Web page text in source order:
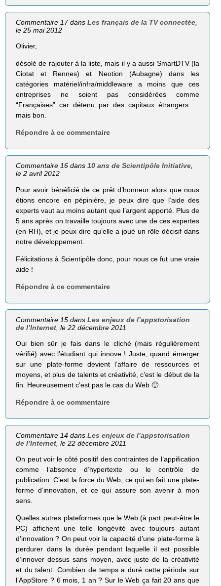
Commentaire 17 dansLes français de la TV connectée
le 25 mai 2012
Olivier,
désolé de rajouter à la liste, mais il y a aussi SmartDTV (la
Ciotat et Rennes) et Neotion (Aubagne) dans les
catégories matériel/infra/middleware a moins que ces
entreprises ne soient pas considérées comme
“Françaises” car détenu par des capitaux étrangers …
mais bon.
Répondre à ce commentaire
Commentaire 16 dans10 ans de Scientipôle Initiative,
le 2 avril 2012
Pour avoir bénéficié de ce prêt d’honneur alors que nous
étions encore en pépinière, je peux dire que l’aide des
experts vaut au moins autant que l’argent apporté. Plus de
5 ans après on travaille toujours avec une de ces expertes
(en RH), et je peux dire qu’elle a joué un rôle décisif dans
notre développement.
Félicitations à Scientipôle donc, pour nous ce fut une vraie
aide !
Répondre à ce commentaire
Commentaire 15 dansLes enjeux de l’appstorisation
de l’Internet , le 22 décembre 2011
Oui bien sûr je fais dans le cliché (mais régulièrement
vérifié) avec l’étudiant qui innove ! Juste, quand émerger
sur une plate-forme devient l’affaire de ressources et
moyens, et plus de talents et créativité, c’est le début de la
fin. Heureusement c’est pas le cas du Web 🙂
Répondre à ce commentaire
Commentaire 14 dansLes enjeux de l’appstorisation
de l’Internet , le 22 décembre 2011
On peut voir le côté positif des contraintes de l’appification
comme l’absence d’hypertexte ou le contrôle de
publication. C’est la force du Web, ce qui en fait une plate-
forme d’innovation, et ce qui assure son avenir à mon
sens.
Quelles autres plateformes que le Web (à part peut-être le
PC) affichent une telle longévité avec toujours autant
d’innovation ? On peut voir la capacité d’une plate-forme à
perdurer dans la durée pendant laquelle il est possible
d’innover dessus sans moyen, avec juste de la créativité
et du talent. Combien de temps a duré cette période sur
l’AppStore ? 6 mois, 1 an ? Sur le Web ça fait 20 ans que